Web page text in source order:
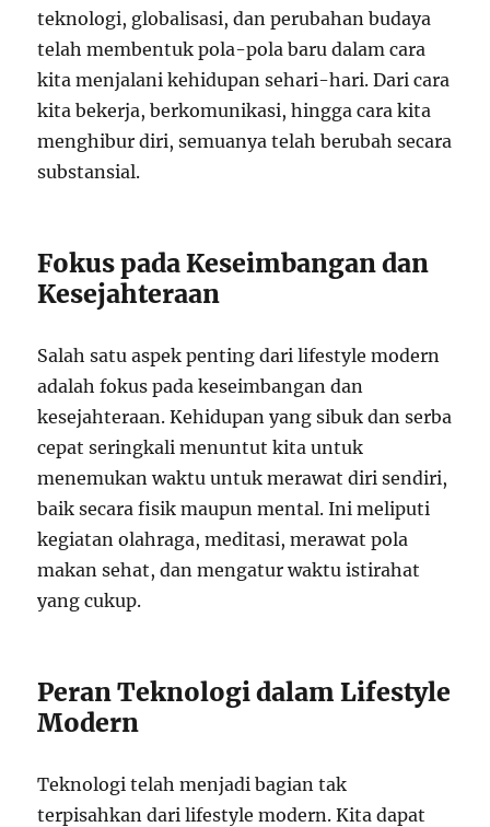
teknologi, globalisasi, dan perubahan budaya
telah membentuk pola-pola baru dalam cara
kita menjalani kehidupan sehari-hari. Dari cara
kita bekerja, berkomunikasi, hingga cara kita
menghibur diri, semuanya telah berubah secara
substansial.
Fokus pada Keseimbangan dan
Kesejahteraan
Salah satu aspek penting dari lifestyle modern
adalah fokus pada keseimbangan dan
kesejahteraan. Kehidupan yang sibuk dan serba
cepat seringkali menuntut kita untuk
menemukan waktu untuk merawat diri sendiri,
baik secara fisik maupun mental. Ini meliputi
kegiatan olahraga, meditasi, merawat pola
makan sehat, dan mengatur waktu istirahat
yang cukup.
Peran Teknologi dalam Lifestyle
Modern
Teknologi telah menjadi bagian tak
terpisahkan dari lifestyle modern. Kita dapat